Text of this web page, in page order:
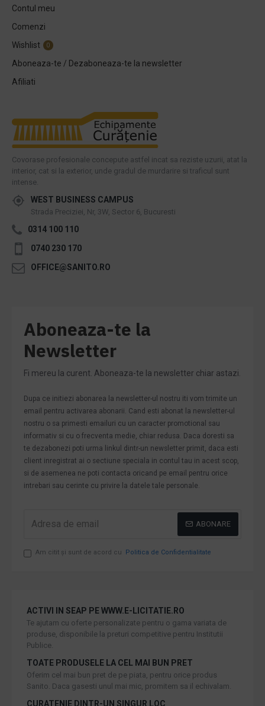
Contul meu
Comenzi
Wishlist
0
Aboneaza-te / Dezaboneaza-te la newsletter
Afiliati
Covorase profesionale concepute astfel incat sa reziste uzurii, atat la
interior, cat si la exterior, unde gradul de murdarire si traficul sunt
intense.
WEST BUSINESS CAMPUS
Strada Preciziei, Nr, 3W, Sector 6, Bucuresti
0314 100 110
0740 230 170
OFFICE@SANITO.RO
Aboneaza-te la
Newsletter
Fi mereu la curent. Aboneaza-te la newsletter chiar astazi.
Dupa ce initiezi abonarea la newsletter-ul nostru iti vom trimite un
email pentru activarea abonarii. Cand esti abonat la newsletter-ul
nostru o sa primesti emailuri cu un caracter promotional sau
informativ si cu o frecventa medie, chiar redusa. Daca doresti sa
te dezabonezi poti urma linkul dintr-un newsletter primit, daca esti
client inregistrat ai o sectiune speciala in contul tau in acest scop,
si de asemenea ne poti contacta oricand pe email pentru orice
intrebari sau cerinte cu privire la datele tale personale.
ABONARE
Am citit şi sunt de acord cu Politica de Confidentialitate
ACTIVI IN SEAP PE WWW.E-LICITATIE.RO
Te ajutam cu oferte personalizate pentru o gama variata de
produse, disponibile la preturi competitive pentru Institutii
Publice.
TOATE PRODUSELE LA CEL MAI BUN PRET
Oferim cel mai bun pret de pe piata, pentru orice produs
Sanito. Daca gasesti unul mai mic, promitem sa il echivalam.
CURATENIE DINTR-UN SINGUR LOC